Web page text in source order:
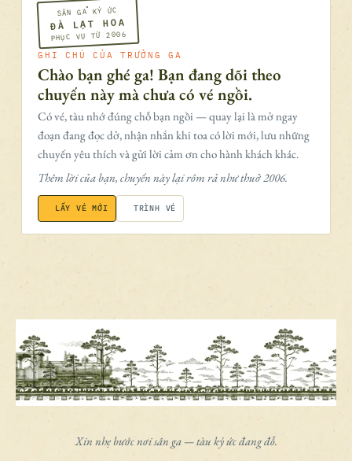
SÂN GA KÝ ỨC
ĐÀ LẠT HOA
PHỤC VỤ TỪ 2006
GHI CHÚ CỦA TRƯỞNG GA
Chào bạn ghé ga! Bạn đang dõi theo
chuyến này mà chưa có vé ngồi.
Có vé, tàu nhớ đúng chỗ bạn ngồi — quay lại là mở ngay
đoạn đang đọc dở, nhận nhắn khi toa có lời mới, lưu những
chuyến yêu thích và gửi lời cảm ơn cho hành khách khác.
Thêm lời của bạn, chuyến này lại rôm rả như thuở 2006.
LẤY VÉ MỚI TRÌNH VÉ
Xin nhẹ bước nơi sân ga — tàu ký ức đang đỗ.